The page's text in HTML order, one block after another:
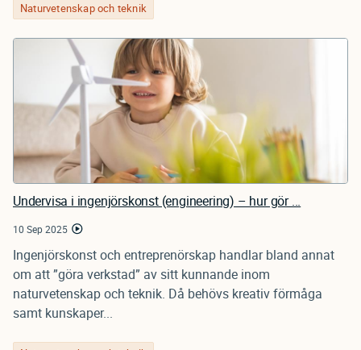
Naturvetenskap och teknik
Undervisa i ingenjörskonst (engineering) – hur gör ...
10 Sep 2025
Ingenjörskonst och entreprenörskap handlar bland annat
om att ”göra verkstad” av sitt kunnande inom
naturvetenskap och teknik. Då behövs kreativ förmåga
samt kunskaper...